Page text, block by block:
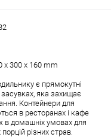
x 300 x 160 mm
є прямокутні
яка захищає
Контейнери для
в ресторанах і кафе
в домашніх умовах для
порцій різних страв.